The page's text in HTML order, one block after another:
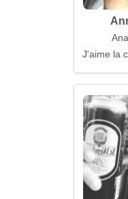
J'aime la